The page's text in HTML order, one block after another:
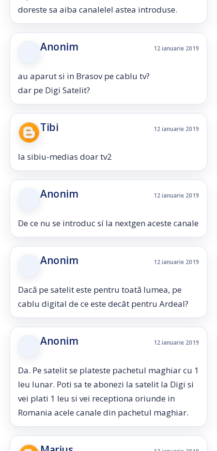
doreste sa aiba canalelel astea introduse.
Anonim 12 ianuarie 2019
au aparut si in Brasov pe cablu tv?
dar pe Digi Satelit?
Tibi 12 ianuarie 2019
la sibiu-medias doar tv2
Anonim 12 ianuarie 2019
De ce nu se introduc sí la nextgen aceste canale
Anonim 12 ianuarie 2019
Dacă pe satelit este pentru toată lumea, pe
cablu digital de ce este decât pentru Ardeal?
Anonim 12 ianuarie 2019
Da. Pe satelit se plateste pachetul maghiar cu 1
leu lunar. Poti sa te abonezi la satelit la Digi si
vei plati 1 leu si vei receptiona oriunde in
Romania acele canale din pachetul maghiar.